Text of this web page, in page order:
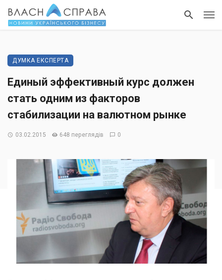
ДУМКА ЕКСПЕРТА
Единый эффективный курс должен
стать одним из факторов
стабилизации на валютном рынке
03.02.2015 648 переглядів 0